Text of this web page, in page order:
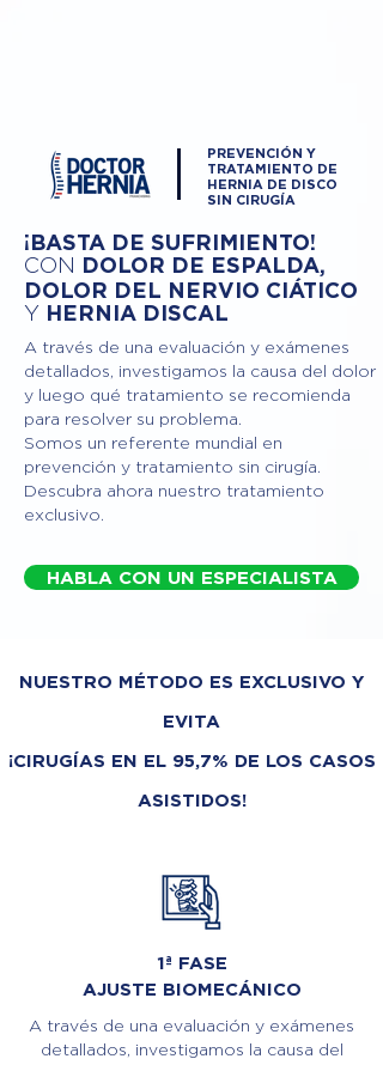
PREVENCIÓN Y
TRATAMIENTO DE
HERNIA DE DISCO
SIN CIRUGÍA
¡BASTA DE SUFRIMIENTO!
CON DOLOR DE ESPALDA,
DOLOR DEL NERVIO CIÁTICO
Y HERNIA DISCAL
A través de una evaluación y exámenes
detallados, investigamos la causa del dolor
y luego qué tratamiento se recomienda
para resolver su problema.
Somos un referente mundial en
prevención y tratamiento sin cirugía.
Descubra ahora nuestro tratamiento
exclusivo.
HABLA CON UN ESPECIALISTA
NUESTRO MÉTODO ES EXCLUSIVO Y
EVITA
¡CIRUGÍAS EN EL 95,7% DE LOS CASOS
ASISTIDOS!
1ª FASE
AJUSTE BIOMECÁNICO
A través de una evaluación y exámenes
detallados, investigamos la causa del